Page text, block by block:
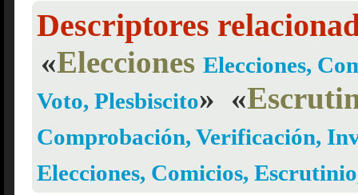
Descriptores
«Elecciones Elecciones,
Voto, Plesbiscito» «
Comprobación, Verificación,
Elecciones, Comicios,